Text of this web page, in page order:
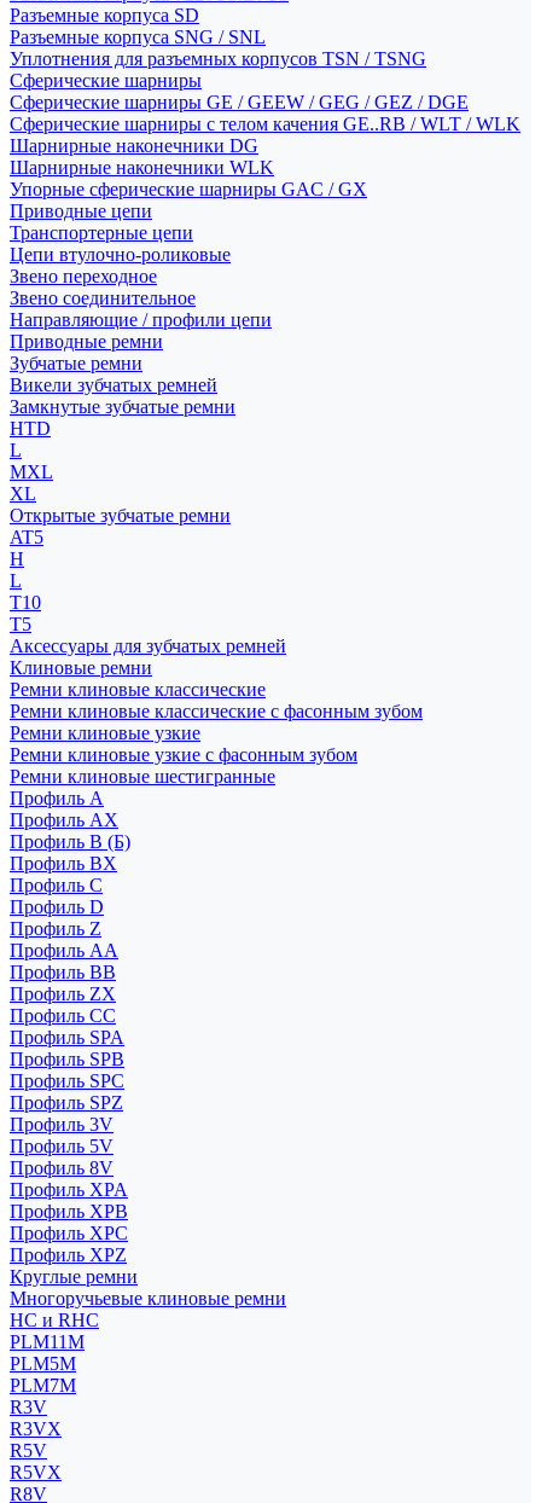
Разъемные корпуса SD
Разъемные корпуса SNG / SNL
Уплотнения для разъемных корпусов TSN / TSNG
Сферические шарниры
Сферические шарниры GE / GEEW / GEG / GEZ / DGE
Сферические шарниры с телом качения GE..RB / WLT / WLK
Шарнирные наконечники DG
Шарнирные наконечники WLK
Упорные сферические шарниры GAC / GX
Приводные цепи
Транспортерные цепи
Цепи втулочно-роликовые
Звено переходное
Звено соединительное
Направляющие / профили цепи
Приводные ремни
Зубчатые ремни
Викели зубчатых ремней
Замкнутые зубчатые ремни
HTD
L
MXL
XL
Открытые зубчатые ремни
AT5
H
L
T10
T5
Аксессуары для зубчатых ремней
Клиновые ремни
Ремни клиновые классические
Ремни клиновые классические с фасонным зубом
Ремни клиновые узкие
Ремни клиновые узкие с фасонным зубом
Ремни клиновые шестигранные
Профиль A
Профиль AX
Профиль B (Б)
Профиль BX
Профиль C
Профиль D
Профиль Z
Профиль АА
Профиль BB
Профиль ZX
Профиль CC
Профиль SPA
Профиль SPB
Профиль SPC
Профиль SPZ
Профиль 3V
Профиль 5V
Профиль 8V
Профиль XPA
Профиль XPB
Профиль XPC
Профиль XPZ
Круглые ремни
Многоручьевые клиновые ремни
HC и RHC
PLM11M
PLM5M
PLM7M
R3V
R3VX
R5V
R5VX
R8V